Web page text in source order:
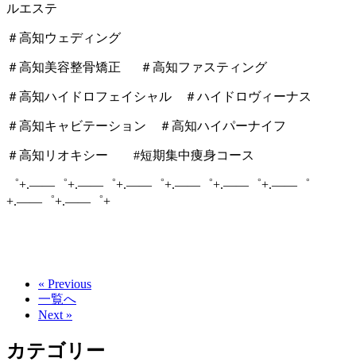
ルエステ
＃高知ウェディング
＃高知美容整骨矯正 ＃高知ファスティング
＃高知ハイドロフェイシャル ＃ハイドロヴィーナス
＃高知キャビテーション ＃高知ハイパーナイフ
＃高知リオキシー #短期集中痩身コース
゜+.――゜+.――゜+.――゜+.――゜+.――゜+.――゜
+.――゜+.――゜+
« Previous
一覧へ
Next »
カテゴリー